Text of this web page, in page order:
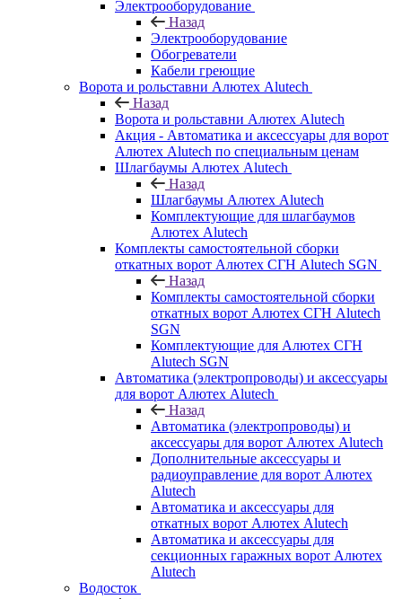
Электрооборудование
Назад
Электрооборудование
Обогреватели
Кабели греющие
Ворота и рольставни Алютех Alutech
Назад
Ворота и рольставни Алютех Alutech
Акция - Автоматика и аксессуары для ворот
Алютех Alutech по специальным ценам
Шлагбаумы Алютех Alutech
Назад
Шлагбаумы Алютех Alutech
Комплектующие для шлагбаумов
Алютех Alutech
Комплекты самостоятельной сборки
откатных ворот Алютех СГН Alutech SGN
Назад
Комплекты самостоятельной сборки
откатных ворот Алютех СГН Alutech
SGN
Комплектующие для Алютех СГН
Alutech SGN
Автоматика (электропроводы) и аксессуары
для ворот Алютех Alutech
Назад
Автоматика (электропроводы) и
аксессуары для ворот Алютех Alutech
Дополнительные аксессуары и
радиоуправление для ворот Алютех
Alutech
Автоматика и аксессуары для
откатных ворот Алютех Alutech
Автоматика и аксессуары для
секционных гаражных ворот Алютех
Alutech
Водосток